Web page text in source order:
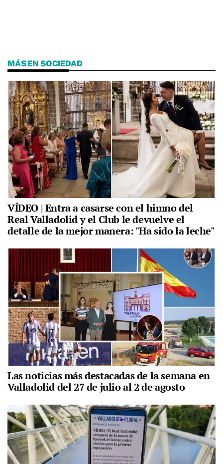
MÁS EN SOCIEDAD
VÍDEO | Entra a casarse con el himno del
Real Valladolid y el Club le devuelve el
detalle de la mejor manera: "Ha sido la leche"
Las noticias más destacadas de la semana en
Valladolid del 27 de julio al 2 de agosto